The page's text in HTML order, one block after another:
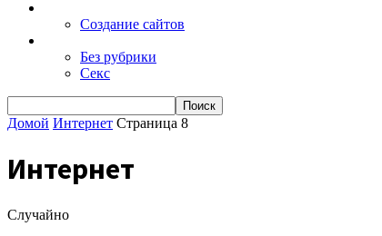
Создание сайтов
Без рубрики
Секс
Домой Интернет Страница 8
Интернет
Случайно